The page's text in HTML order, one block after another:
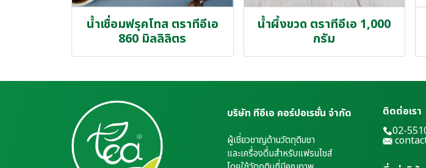
น้ำเชื่อมฟรุคโทส ตราทีอีเอ
860 มิลลิลิตร
น้ำผึ้งขวด ตราทีอีเอ 1,000
กรัม
บริษัท ทีอีเอ คอร์ปอเรชั่น จำกัด
ผู้เชี่ยวชาญด้านวัตถุดิบชา
และเครื่องดื่มสำหรับแฟรนไชส์
ติดต่อเรา
02-